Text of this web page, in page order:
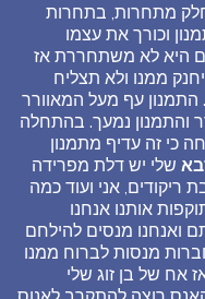
מתחרות, בתחרות
וכורך את עצמו
היא לא משתחררת אז
ממנו ולא תצליח
עף מעל המאוורר
והתמנון נמעך. בהתחלה
כי זה עדיף מתמנון
שלי יש דלת מפרידה
אני ועוד כמה
אותנו אנחנו
ואנחנו מנסים להילחם
מנסות לברוח ממנו
אח של בן זוג שלי